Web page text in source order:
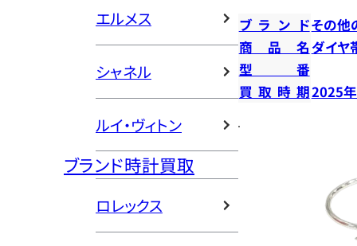
エルメス
シャネル
ルイ・ヴィトン
ブランド時計買取
ロレックス
ブランドその他
商品名ダイヤ
型番
買取時期2025